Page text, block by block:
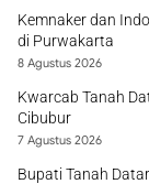
Kemnaker dan
di Purwakarta
8 Agustus 2026
Kwarcab Tanah
Cibubur
7 Agustus 2026
Bupati Tanah